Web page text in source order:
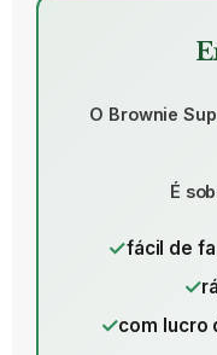
O Brownie
É
fácil de
com lucro